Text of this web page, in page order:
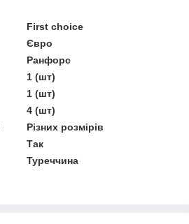
First choice
Євро
Ранфорс
1 (шт)
1 (шт)
4 (шт)
Різних розмірів
Так
Туреччина